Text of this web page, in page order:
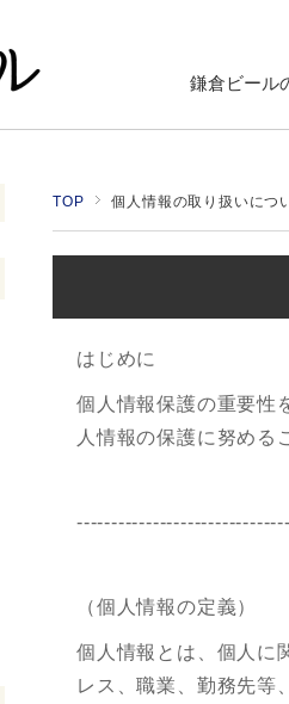
鎌倉ビール
TOP 個人情報の取り扱いにつ
はじめに
個人情報保護の重要性
人情報の保護に努める
（個人情報の定義）
個人情報とは、個人に
レス、職業、勤務先等